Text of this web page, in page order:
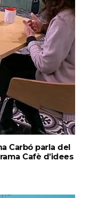
Carbó parla del
Cafè d’idees